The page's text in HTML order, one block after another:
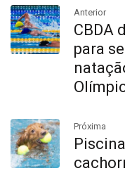
Anterior
CBDA
para
Próxima